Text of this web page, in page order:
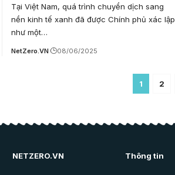
Tại Việt Nam, quá trình chuyển dịch sang
nền kinh tế xanh đã được Chính phủ xác lập
như một…
NetZero.VN 08/06/2025
1 2
NETZERO.VN Thông tin